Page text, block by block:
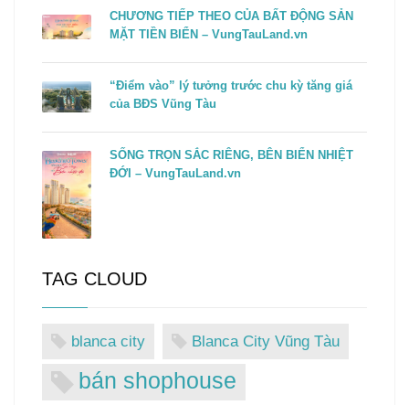
CHƯƠNG TIẾP THEO CỦA BẤT ĐỘNG SẢN
MẶT TIỀN BIỂN – VungTauLand.vn
“Điểm vào” lý tưởng trước chu kỳ tăng giá
của BĐS Vũng Tàu
SỐNG TRỌN SẮC RIÊNG, BÊN BIỂN NHIỆT
ĐỚI – VungTauLand.vn
TAG CLOUD
blanca city Blanca City Vũng Tàu
bán shophouse